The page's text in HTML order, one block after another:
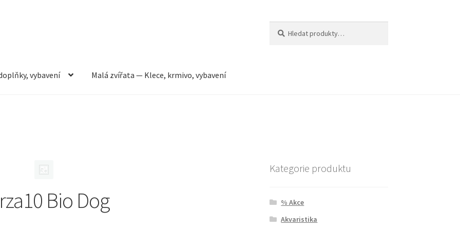
vybavení Malá zvířata — Klece, krmivo, vybavení
vybavení
Bio Dog
Kategorie produktu
% Akce
Akvaristika